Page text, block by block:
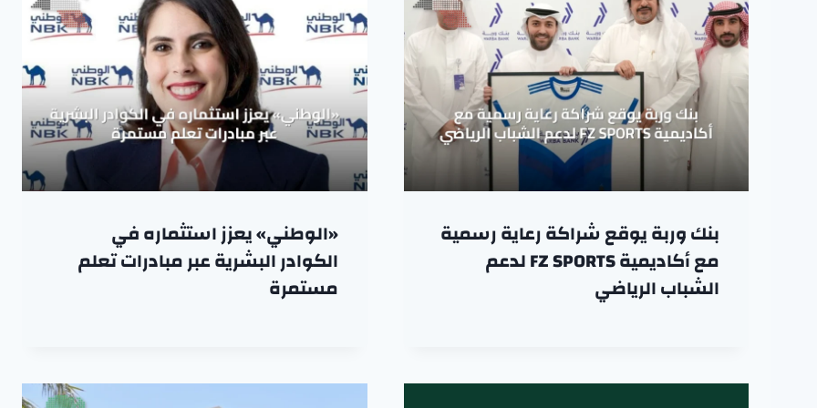
بنك وربة يوقع شراكة رعاية رسمية
مع أكاديمية FZ SPORTS لدعم
الشباب الرياضي
«الوطني» يعزز استثماره في
الكوادر البشرية عبر مبادرات تعلم
مستمرة